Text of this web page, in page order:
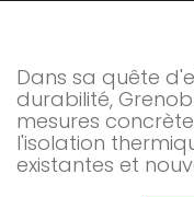
Dans sa quête
durabilité,
mesures
l'isolation
existantes et